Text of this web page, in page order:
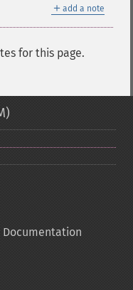
＋ add a note
for this page.
Documentation